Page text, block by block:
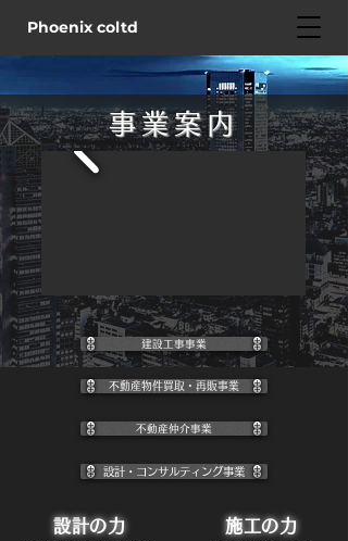
Phoenix coltd
事業案内
建設工事事業
不動産物件買取・再販事業
不動産仲介事業
設計・コンサルティング事業
設計の力 施工の力